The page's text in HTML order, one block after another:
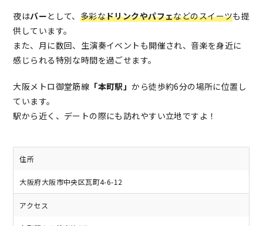
夜はバーとして、 多彩なドリンクやパフェなどのスイーツも提
供しています。
また、月に数回、生演奏イベントも開催され、音楽を身近に
感じられる特別な時間を過ごせます。
大阪メトロ御堂筋線 「本町駅」から徒歩約6分の場所に位置し
ています。
駅から近く、デートの際にも訪れやすい立地ですよ！
住所
大阪府大阪市中央区瓦町4-6-12
アクセス